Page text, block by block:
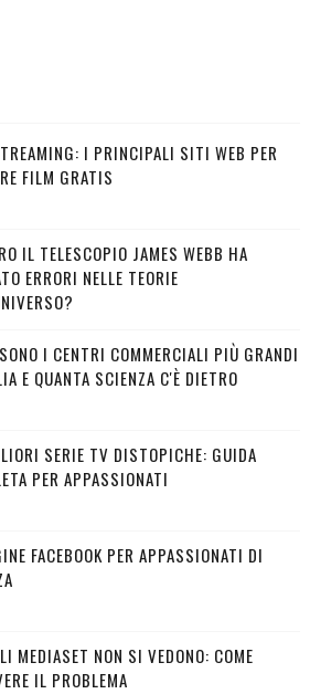
I PRINCIPALI SITI WEB PER
FILM GRATIS
IL TELESCOPIO JAMES WEBB HA
ERRORI NELLE TEORIE
I CENTRI COMMERCIALI PIÙ GRANDI
E QUANTA SCIENZA C'È DIETRO
SERIE TV DISTOPICHE: GUIDA
PER APPASSIONATI
FACEBOOK PER APPASSIONATI DI
MEDIASET NON SI VEDONO: COME
IL PROBLEMA